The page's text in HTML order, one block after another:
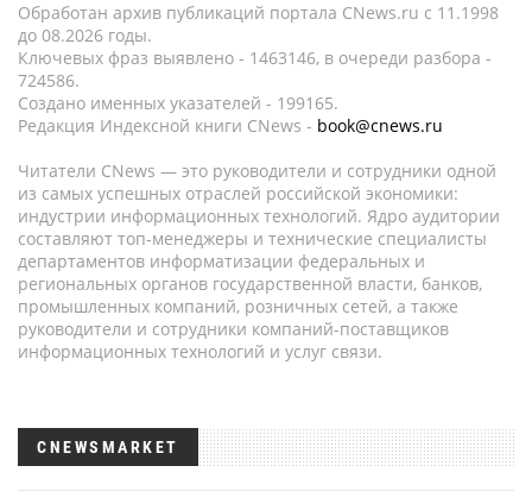
Обработан архив публикаций портала CNews.ru c 11.1998
до 08.2026 годы.
Ключевых фраз выявлено - 1463146, в очереди разбора -
724586.
Создано именных указателей - 199165.
Редакция Индексной книги CNews - book@cnews.ru
Читатели CNews — это руководители и сотрудники одной
из самых успешных отраслей российской экономики:
индустрии информационных технологий. Ядро аудитории
составляют топ-менеджеры и технические специалисты
департаментов информатизации федеральных и
региональных органов государственной власти, банков,
промышленных компаний, розничных сетей, а также
руководители и сотрудники компаний-поставщиков
информационных технологий и услуг связи.
CNEWSMARKET